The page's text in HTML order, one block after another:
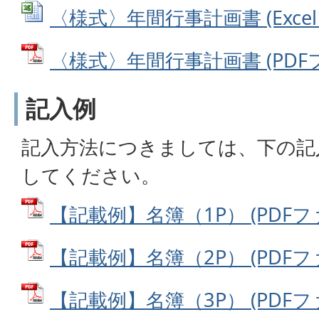
〈様式〉年間行事計画書
〈様式〉年間行事計画書
記入例
記入方法につきましては、下の
してください。
【記載例】名簿（1P） (PDF
【記載例】名簿（2P） (PDF
【記載例】名簿（3P） (PDF